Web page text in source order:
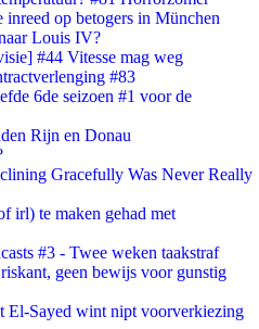
op betogers in München
Louis IV?
#44 Vitesse mag weg
#83
6de seizoen #1 voor de
Rijn en Donau
Gracefully Was Never Really
irl) te maken gehad met
#3 - Twee weken taakstraf
geen bewijs voor gunstig
El-Sayed wint nipt voorverkiezing